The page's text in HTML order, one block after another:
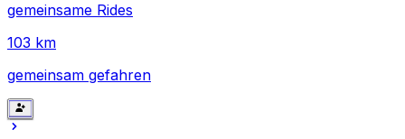
gemeinsame Rides
103 km
gemeinsam gefahren